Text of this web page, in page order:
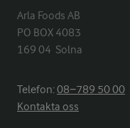
Arla Foods AB
PO BOX 4083
169 04  Solna
Telefon:08−789 50 00
Kontakta oss